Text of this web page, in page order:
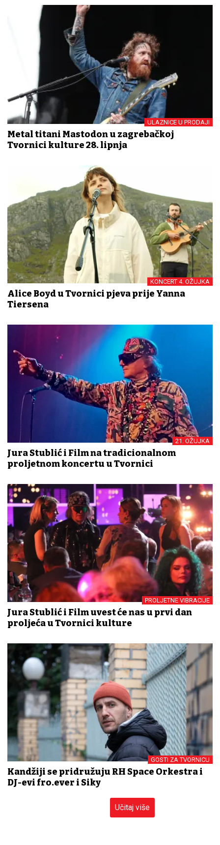
ULAZNICE U PRODAJI
Metal titani Mastodon u zagrebačkoj
Tvornici kulture 28. lipnja
KONCERT 4. OŽUJKA
Alice Boyd u Tvornici pjeva prije Yanna
Tiersena
21. OŽUJKA
Jura Stublić i Film na tradicionalnom
proljetnom koncertu u Tvornici
PROLJETNE VIBRACIJE
Jura Stublić i Film uvest će nas u prvi dan
proljeća u Tvornici kulture
GOSTI ZA TVORNICU
Kandžiji se pridružuju RH Space Orkestra i
DJ-evi fro.ever i Siky
Učitaj više